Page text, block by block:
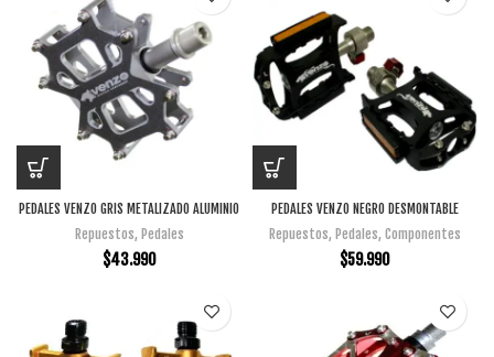
PEDALES VENZO GRIS METALIZADO ALUMINIO
Repuestos, Pedales
$43.990
PEDALES VENZO NEGRO DESMONTABLE
Repuestos, Pedales, Componentes
$59.990